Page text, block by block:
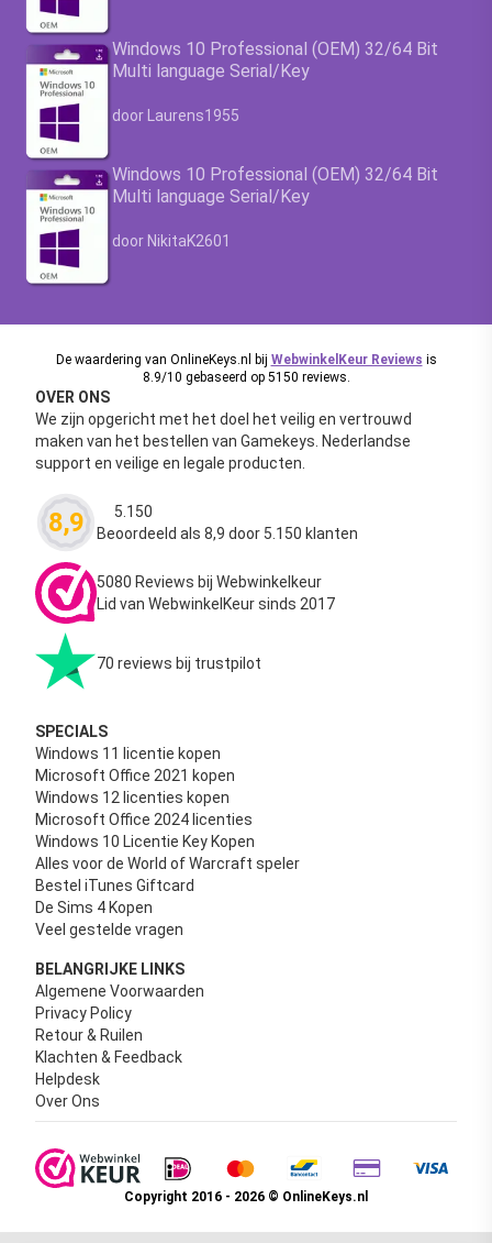
Windows 10 Professional (OEM) 32/64 Bit
Multi language Serial/Key
Waardering4.63uit 5
door Laurens1955
Windows 10 Professional (OEM) 32/64 Bit
Multi language Serial/Key
Waardering4.63
door NikitaK2601
De waardering van OnlineKeys.nl bij WebwinkelKeur Reviews is
8.9/10 gebaseerd op 5150 reviews.
OVER ONS
We zijn opgericht met het doel het veilig en vertrouwd
maken van het bestellen van Gamekeys. Nederlandse
support en veilige en legale producten.
8,9 Waardering
5.150
Beoordeeld als 8,9 door 5.150 klanten
5080 Reviews bij Webwinkelkeur
Lid van WebwinkelKeur sinds 2017
70 reviews bij trustpilot
SPECIALS
Windows 11 licentie kopen
Microsoft Office 2021 kopen
Windows 12 licenties kopen
Microsoft Office 2024 licenties
Windows 10 Licentie Key Kopen
Alles voor de World of Warcraft speler
Bestel iTunes Giftcard
De Sims 4 Kopen
Veel gestelde vragen
BELANGRIJKE LINKS
Algemene Voorwaarden
Privacy Policy
Retour & Ruilen
Klachten & Feedback
Helpdesk
Over Ons
Copyright 2016 - 2026 © OnlineKeys.nl